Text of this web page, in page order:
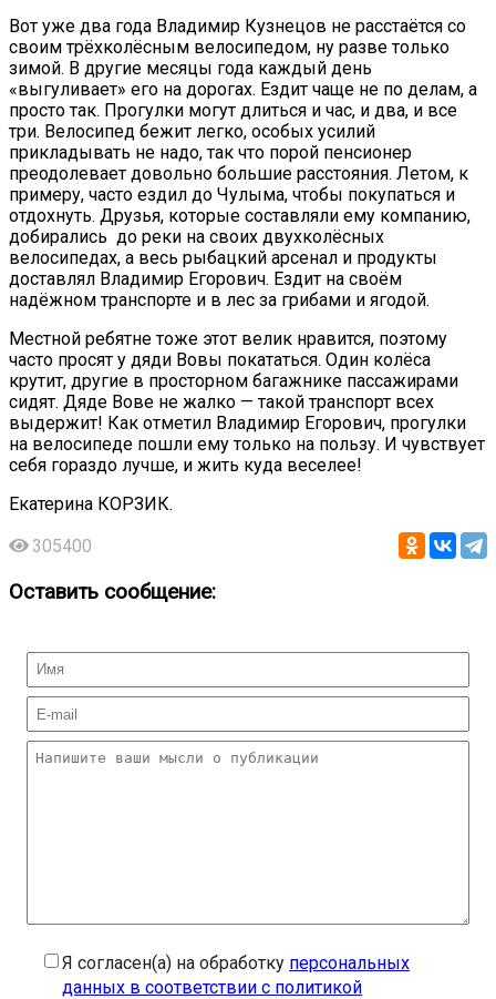
Вот уже два года Владимир Кузнецов не расстаётся со
своим трёхколёсным велосипедом, ну разве только
зимой. В другие месяцы года каждый день
«выгуливает» его на дорогах. Ездит чаще не по делам, а
просто так. Прогулки могут длиться и час, и два, и все
три. Велосипед бежит легко, особых усилий
прикладывать не надо, так что порой пенсионер
преодолевает довольно большие расстояния. Летом, к
примеру, часто ездил до Чулыма, чтобы покупаться и
отдохнуть. Друзья, которые составляли ему компанию,
добирались до реки на своих двухколёсных
велосипедах, а весь рыбацкий арсенал и продукты
доставлял Владимир Егорович. Ездит на своём
надёжном транспорте и в лес за грибами и ягодой.
Местной ребятне тоже этот велик нравится, поэтому
часто просят у дяди Вовы покататься. Один колёса
крутит, другие в просторном багажнике пассажирами
сидят. Дяде Вове не жалко — такой транспорт всех
выдержит! Как отметил Владимир Егорович, прогулки
на велосипеде пошли ему только на пользу. И чувствует
себя гораздо лучше, и жить куда веселее!
Екатерина КОРЗИК.
305400
Оставить сообщение:
Я согласен(а) на обработку персональных
данных в соответствии с политикой